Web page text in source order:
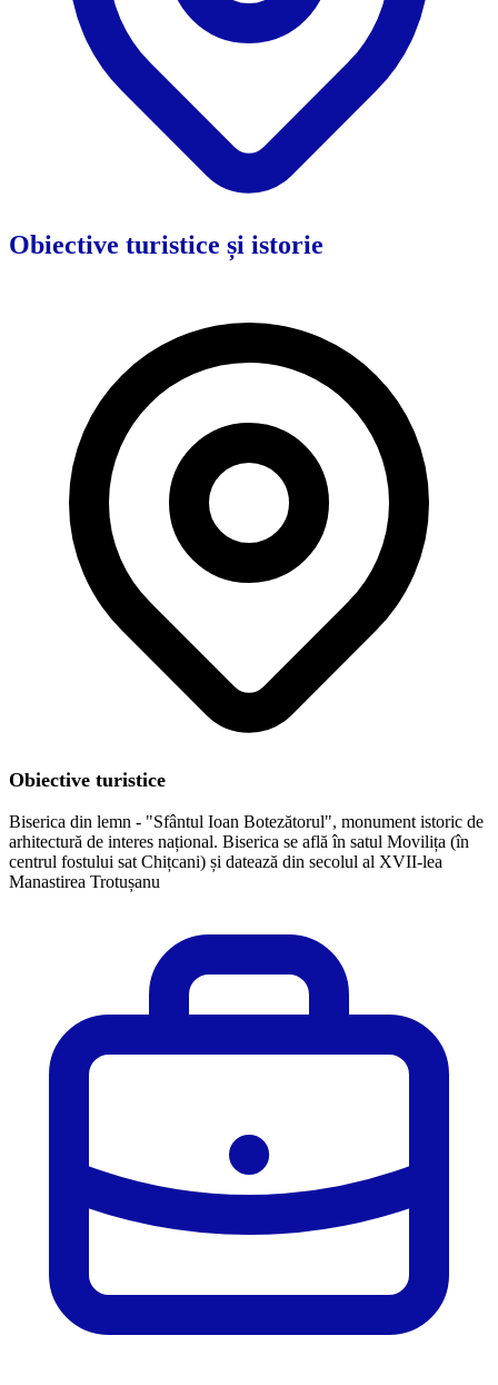
Obiective turistice și istorie
Obiective turistice
Biserica din lemn - "Sfântul Ioan Botezătorul", monument istoric de
arhitectură de interes național. Biserica se află în satul Movilița (în
centrul fostului sat Chițcani) și datează din secolul al XVII-lea
​Manastirea Trotușanu